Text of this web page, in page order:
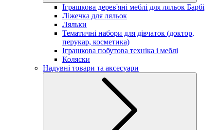
Іграшкова дерев'яні меблі для ляльок Барбі
Ліжечка для ляльок
Ляльки
Тематичні набори для дівчаток (доктор,
перукар, косметика)
Іграшкова побутова техніка і меблі
Коляски
Надувні товари та аксесуари